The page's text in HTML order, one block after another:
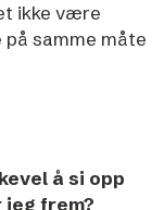
ikke være
samme måte
å si opp
frem?